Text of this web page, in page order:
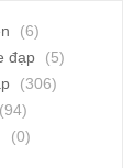
(6)
đạp
(5)
(306)
(94)
(0)